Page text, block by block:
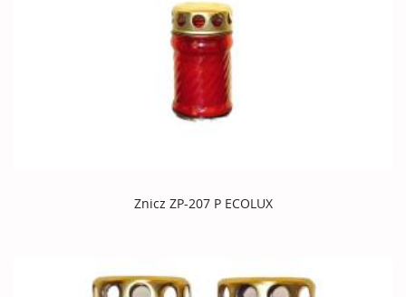
Znicz ZP-207 P ECOLUX